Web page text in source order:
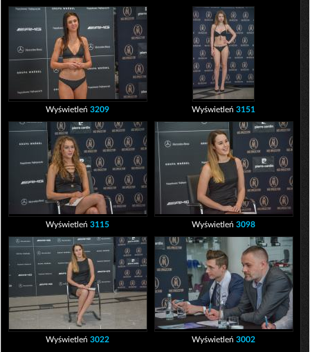
Wyświetleń3209 Wyświetleń3151
Wyświetleń3115 Wyświetleń3098
Wyświetleń3022 Wyświetleń3002